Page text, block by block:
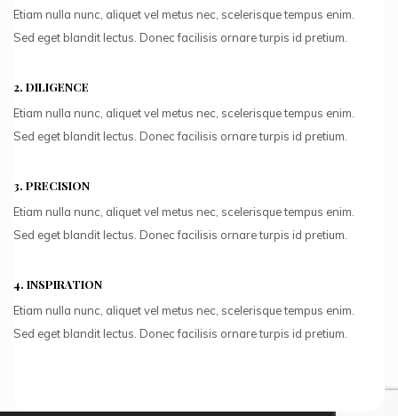
Etiam nulla nunc, aliquet vel metus nec, scelerisque tempus enim.
Sed eget blandit lectus. Donec facilisis ornare turpis id pretium.
2. DILIGENCE
Etiam nulla nunc, aliquet vel metus nec, scelerisque tempus enim.
Sed eget blandit lectus. Donec facilisis ornare turpis id pretium.
3. PRECISION
Etiam nulla nunc, aliquet vel metus nec, scelerisque tempus enim.
Sed eget blandit lectus. Donec facilisis ornare turpis id pretium.
4. INSPIRATION
Etiam nulla nunc, aliquet vel metus nec, scelerisque tempus enim.
Sed eget blandit lectus. Donec facilisis ornare turpis id pretium.